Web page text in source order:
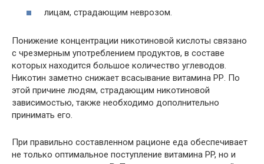
лицам, страдающим неврозом.
Понижение концентрации никотиновой кислоты связано
с чрезмерным употреблением продуктов, в составе
которых находится большое количество углеводов.
Никотин заметно снижает всасывание витамина РР. По
этой причине людям, страдающим никотиновой
зависимостью, также необходимо дополнительно
принимать его.
При правильно составленном рационе еда обеспечивает
не только оптимальное поступление витамина PP, но и